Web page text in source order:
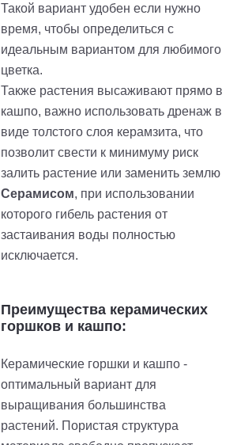
Такой вариант удобен если нужно
время, чтобы определиться с
идеальным вариантом для любимого
цветка.
Также растения высаживают прямо в
кашпо, важно использовать дренаж в
виде толстого слоя керамзита, что
позволит свести к минимуму риск
залить растение или заменить землю
Серамисом, при использовании
которого гибель растения от
застаивания воды полностью
исключается.
Преимущества керамических
горшков и кашпо:
Керамические горшки и кашпо -
оптимальный вариант для
выращивания большинства
растений. Пористая структура